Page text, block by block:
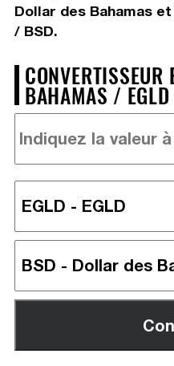
Dollar des Bahamas
/ BSD.
CONVERTISSEUR
BAHAMAS /